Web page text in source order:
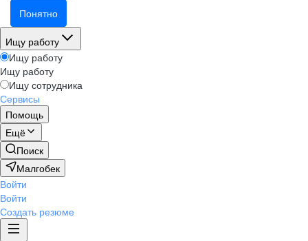
Понятно
Ищу работу
Ищу работу
Ищу работу
Ищу сотрудника
Сервисы
Помощь
Ещё
Поиск
Малгобек
Войти
Войти
Создать резюме